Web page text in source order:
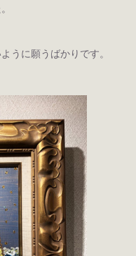
2019年足あと
うに願うばかりです。